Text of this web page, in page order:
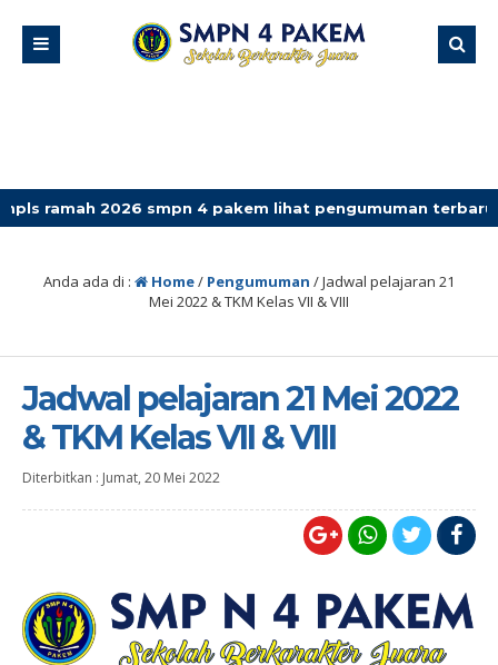
smpn 4 pakem lihat pengumuman terbaru
Anda ada di : Home/ Pengumuman /Jadwal pelajaran 21
Mei 2022 & TKM Kelas VII & VIII
Jadwal pelajaran 21 Mei 2022
& TKM Kelas VII & VIII
Diterbitkan : Jumat, 20 Mei 2022